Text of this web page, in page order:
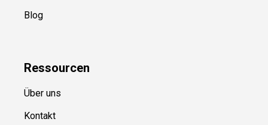
Blog
Ressourcen
Über uns
Kontakt